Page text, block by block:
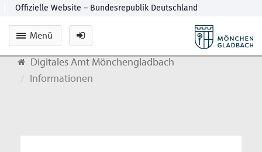
Menü
Digitales Amt Mönchengladbach
Informationen